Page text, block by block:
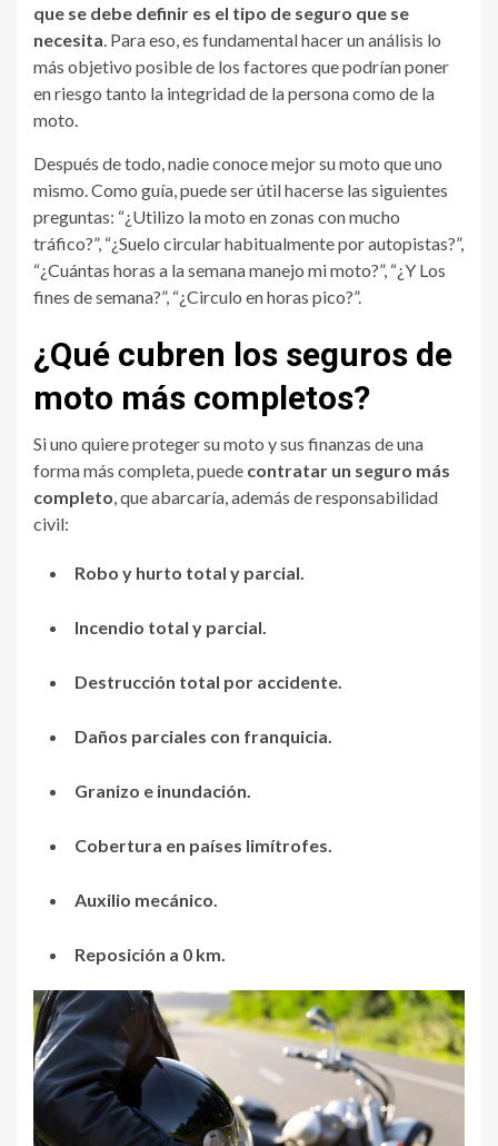
que se debe definir es el tipo de seguro que se
necesita. Para eso, es fundamental hacer un análisis lo
más objetivo posible de los factores que podrían poner
en riesgo tanto la integridad de la persona como de la
moto.
Después de todo, nadie conoce mejor su moto que uno
mismo. Como guía, puede ser útil hacerse las siguientes
preguntas: “¿Utilizo la moto en zonas con mucho
tráfico?”, “¿Suelo circular habitualmente por autopistas?”,
“¿Cuántas horas a la semana manejo mi moto?”, “¿Y Los
fines de semana?”, “¿Circulo en horas pico?”.
¿Qué cubren los seguros de
moto más completos?
Si uno quiere proteger su moto y sus finanzas de una
forma más completa, puede contratar un seguro más
completo, que abarcaría, además de responsabilidad
civil:
Robo y hurto total y parcial.
Incendio total y parcial.
Destrucción total por accidente.
Daños parciales con franquicia.
Granizo e inundación.
Cobertura en países limítrofes.
Auxilio mecánico.
Reposición a 0 km.